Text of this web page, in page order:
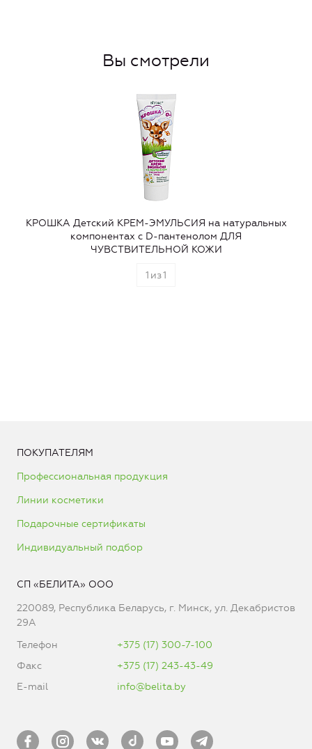
Вы смотрели
КРОШКА Детский КРЕМ-ЭМУЛЬСИЯ на натуральных
компонентах с D-пантенолом ДЛЯ
ЧУВСТВИТЕЛЬНОЙ КОЖИ
1 из1
ПОКУПАТЕЛЯМ
Профессиональная продукция
Линии косметики
Подарочные сертификаты
Индивидуальный подбор
СП «БЕЛИТА» ООО
220089, Республика Беларусь, г. Минск, ул. Декабристов
29А
Телефон
+375 (17) 300-7-100
Факс
+375 (17) 243-43-49
E-mail
info@belita.by